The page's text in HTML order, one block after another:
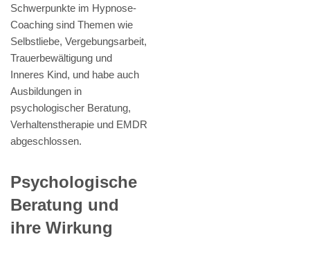
Schwerpunkte im Hypnose-
Coaching sind Themen wie
Selbstliebe, Vergebungsarbeit,
Trauerbewältigung und
Inneres Kind, und habe auch
Ausbildungen in
psychologischer Beratung,
Verhaltenstherapie und EMDR
abgeschlossen.
Psychologische
Beratung und
ihre Wirkung